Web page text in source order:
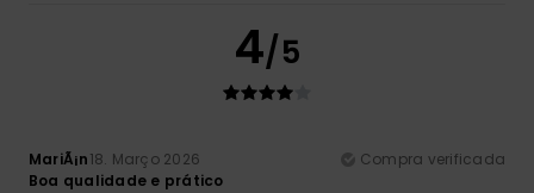
4/5
MariÃ¡n18. Março 2026
Compra verificada
Boa qualidade e prático